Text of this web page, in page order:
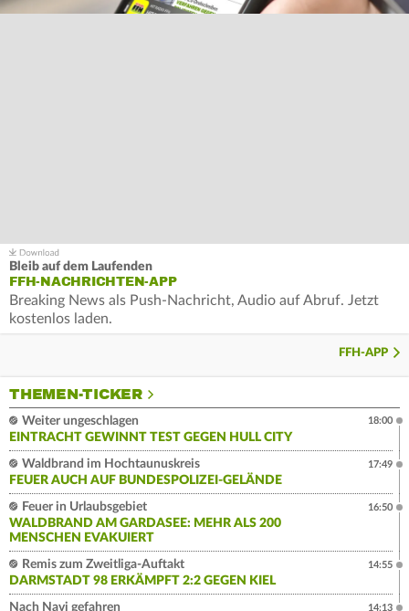
Bleib auf dem Laufenden
FFH-NACHRICHTEN-APP
Breaking News als Push-Nachricht, Audio auf Abruf. Jetzt
kostenlos laden.
FFH-APP
THEMEN-TICKER
Weiter ungeschlagen
EINTRACHT GEWINNT TEST GEGEN HULL CITY
18:00
Waldbrand im Hochtaunuskreis
FEUER AUCH AUF BUNDESPOLIZEI-GELÄNDE
17:49
Feuer in Urlaubsgebiet
WALDBRAND AM GARDASEE: MEHR ALS 200
MENSCHEN EVAKUIERT
16:50
Remis zum Zweitliga-Auftakt
DARMSTADT 98 ERKÄMPFT 2:2 GEGEN KIEL
14:55
Nach Navi gefahren
14:13